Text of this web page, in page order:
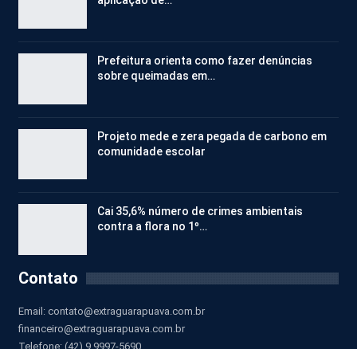
Prefeitura orienta como fazer denúncias
sobre queimadas em…
Projeto mede e zera pegada de carbono em
comunidade escolar
Cai 35,6% número de crimes ambientais
contra a flora no 1º…
Contato
Email: contato@extraguarapuava.com.br
financeiro@extraguarapuava.com.br
Telefone: (42) 9 9997-5690